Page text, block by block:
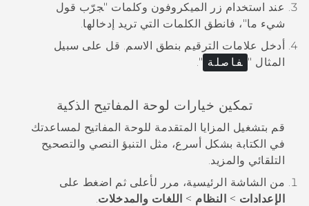
عند استخدام زر الميكروفون وكلمات "‍جرّب قول
شيء ما"‍، فانطق الكلمات التي تريد إدخالها.
أدخل علامات الترقيم بنطق الاسم. قل على سبيل
المثال "‍ فاصلة "‍.
تمكين خيارات لوحة المفاتيح الذكية
قم بتشغيل المزايا المتقدمة للوحة المفاتيح لمساعدتك
في الكتابة بشكل أسرع، مثل التنبؤ النصي والتصحيح
التلقائي والمزيد.
من الشاشة الرئيسية، مرر لأعلى ثم اضغط على
الإعدادات > النظام > اللغات والمدخلات.